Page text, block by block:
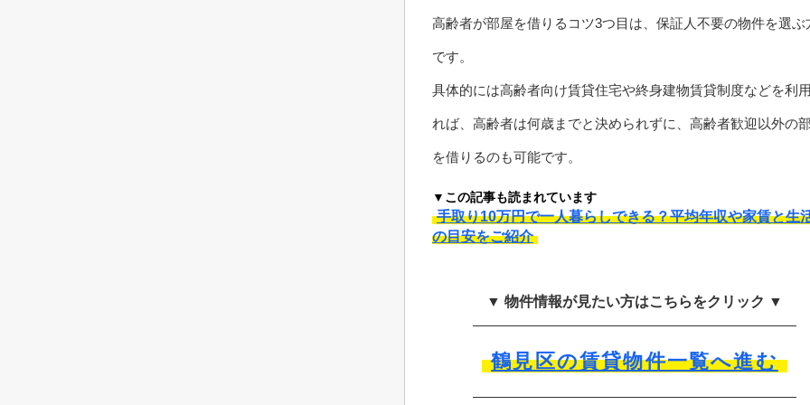
高齢者が部屋を借りるコツ3つ目は、保証人不要の物件を選ぶ
です。
具体的には高齢者向け賃貸住宅や終身建物賃貸制度などを利
れば、高齢者は何歳までと決められずに、高齢者歓迎以外の
を借りるのも可能です。
▼この記事も読まれています
手取り10万円で一人暮らしできる？平均年収や家賃と生
の目安をご紹介
▼ 物件情報が見たい方はこちらをクリック ▼
鶴見区の賃貸物件一覧へ進む